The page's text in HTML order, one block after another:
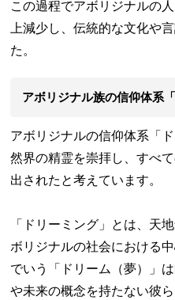
この過程でアボリジナルの
上減少し、伝統的な文化や
た。
アボリジナル族の信仰体系
アボリジナルの信仰体系「
然界の精霊を崇拝し、すべ
出されたと考えています。
「ドリーミング」とは、天
ボリジナルの社会における
でいう「ドリーム（夢）」
や未来の概念を持たない彼